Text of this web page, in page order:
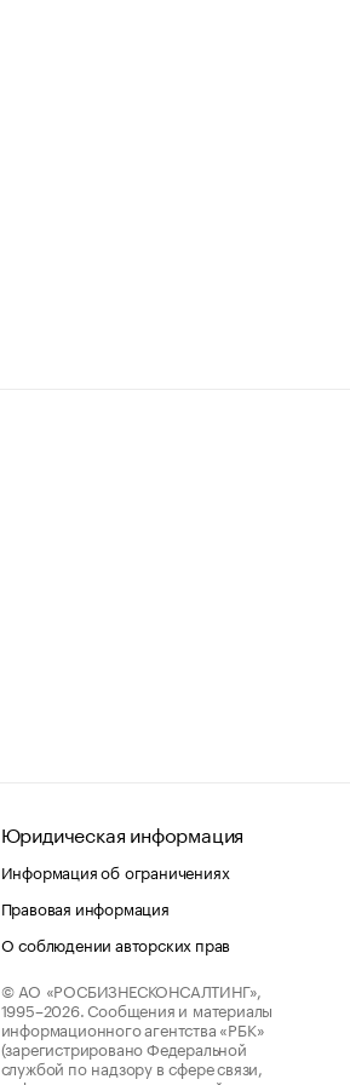
Юридическая информация
Информация об ограничениях
Правовая информация
О соблюдении авторских прав
© АО «РОСБИЗНЕСКОНСАЛТИНГ»,
1995–2026. Сообщения и материалы
информационного агентства «РБК»
(зарегистрировано Федеральной
службой по надзору в сфере связи,